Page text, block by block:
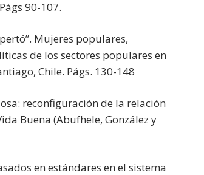
90-107.
Mujeres populares,
de los sectores populares en
Chile. Págs. 130-148
reconfiguración de la relación
Buena (Abufhele, González y
en estándares en el sistema